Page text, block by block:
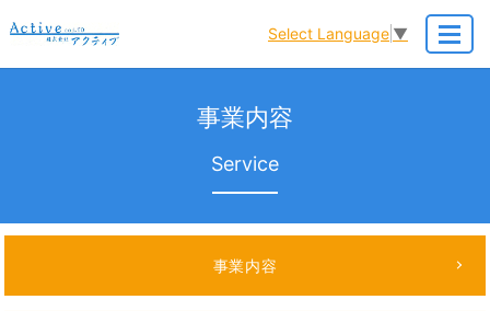
Select Language ▼
MENU
事業内容
Service
事業内容